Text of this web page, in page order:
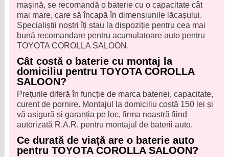
mașină, se recomandă o baterie cu o capacitate cât
mai mare, care să încapă în dimensiunile lăcașului.
Specialiștii noștri îți stau la dispoziție pentru cea mai
bună recomandare pentru acumulatoare auto pentru
TOYOTA COROLLA SALOON.
Cât costă o baterie cu montaj la
domiciliu pentru TOYOTA COROLLA
SALOON?
Prețurile diferă în funcție de marca bateriei, capacitate,
curent de pornire. Montajul la domiciliu costă 150 lei și
vă asigură și garanția pe loc, firma noastră fiind
autorizată R.A.R. pentru montajul de baterii auto.
Ce durată de viață are o baterie auto
pentru TOYOTA COROLLA SALOON?